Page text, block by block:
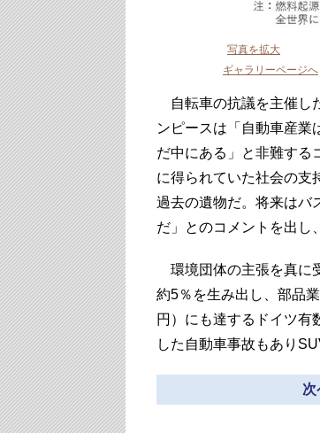
写真を拡大
ギャラリーページへ
自転車の抗議を主催し
ンピースは「自動車産業
だ中にある」と非難する
に得られていた社会の支
過去の遺物だ。将来はバ
だ」とのコメントを出し
環境団体の主張を真に
約5％を生み出し、部品
円）にも達するドイツ有
した自動車事故もあり
次